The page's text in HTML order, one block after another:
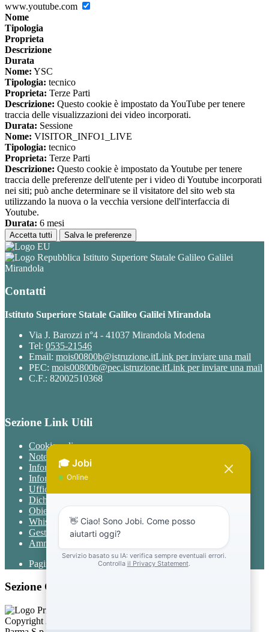
www.youtube.com
Nome
Tipologia
Proprieta
Descrizione
Durata
Nome: YSC
Tipologia: tecnico
Proprieta: Terze Parti
Descrizione: Questo cookie è impostato da YouTube per tenere
traccia delle visualizzazioni dei video incorporati.
Durata: Sessione
Nome: VISITOR_INFO1_LIVE
Tipologia: tecnico
Proprieta: Terze Parti
Descrizione: Questo cookie è impostato da Youtube per tenere
traccia delle preferenze dell'utente per i video di Youtube incorporati
nei siti; può anche determinare se il visitatore del sito web sta
utilizzando la nuova o la vecchia versione dell'interfaccia di
Youtube.
Durata: 6 mesi
Accetta tutti Salva le preferenze
Istituto Superiore Statale Galileo Galilei
Mirandola
Contatti
Istituto Superiore Statale Galileo Galilei Mirandola
Via J. Barozzi n°4 - 41037 Mirandola Modena
Tel: 0535-21546
Email: mois00800b@istruzione.itLink per inviare una mail
PEC: mois00800b@pec.istruzione.itLink per inviare una mail
C.F.: 82002510368
Sezione Link Utili
Cookie policy
Note legali
Informativa Privacy
Informativa Privacy chatbot Jobi
Ufficio Relazioni con il Pubblico
Dichiarazione di accessibilità
Obiettivi di accessibilità
Whistleblowing
Gestione consensi cookie
Amministrazione trasparente
Pagina visualizzata76973volte
Sezione Copyright
Copyright 2026 | Engineered and powered by Gruppo Spaggiari